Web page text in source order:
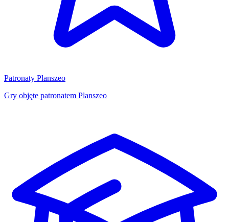
Patronaty Planszeo
Gry objęte patronatem Planszeo